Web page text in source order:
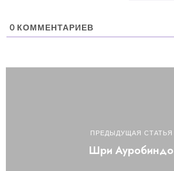
0 КОММЕНТАРИЕВ
ПРЕДЫДУЩАЯ СТАТЬЯ
Шри Ауробиндо